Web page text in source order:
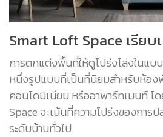
Smart Loft Space เรีย
การตกแต่งพื้นที่ให้ดูโปร่งโล่งในแบ
หนึ่งรูปแบบที่เป็นที่นิยมสำหรับห้อง
คอนโดมิเนียม หรืออาพาร์ทเมนท์ โ
Space จะเน้นที่ความโปร่งของการ
ระดับบ้านทั่วไป